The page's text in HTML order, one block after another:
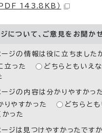
PDF 143.8KB）
について、ご意見をお聞か
ジの情報は役に立ちましたか
立った
どちらともいえ
ジの内容は分かりやすかった
りやすかった
どちらと
かった
ジは見つけやすかったですか